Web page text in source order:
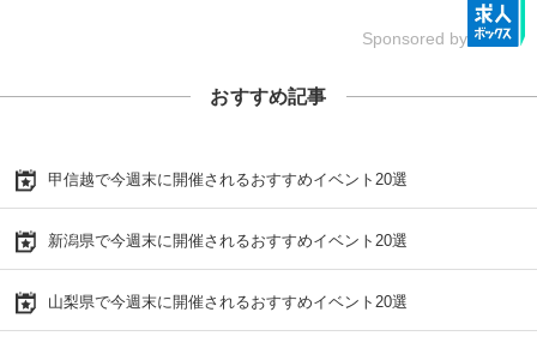
Sponsored by
おすすめ記事
甲信越で今週末に開催されるおすすめイベント20選
新潟県で今週末に開催されるおすすめイベント20選
山梨県で今週末に開催されるおすすめイベント20選